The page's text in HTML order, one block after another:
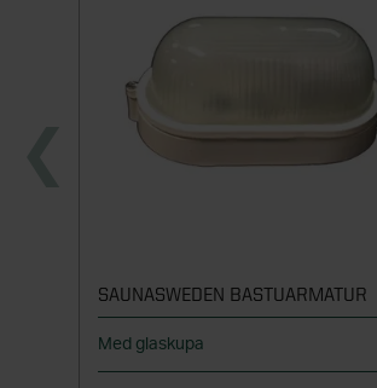
SAUNASWEDEN BASTUARMATUR
Med glaskupa